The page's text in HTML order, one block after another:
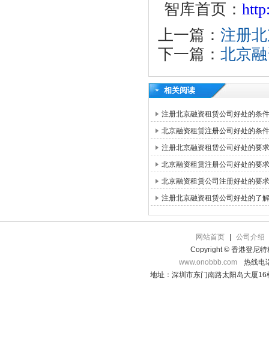
智库首页：
上一篇： 注册
下一篇： 北京
相关阅读
注册北京融资租赁公司好处的条件
北京融资租赁注册公司好处的条件
注册北京融资租赁公司好处的要求
北京融资租赁注册公司好处的要求
北京融资租赁公司注册好处的要求
注册北京融资租赁公司好处的了解
网站首页
公司介绍
Copyright © 香港登尼特
www.onobbb.com
热线电
地址：深圳市东门南路太阳岛大厦